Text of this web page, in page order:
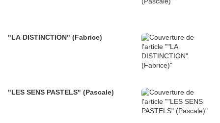
"LA DISTINCTION" (Fabrice)
"LES SENS PASTELS" (Pascale)